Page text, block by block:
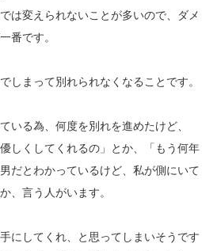
は変えられないことが多いので、ダメ
番です。
しまって別れられなくなることです。
いる為、何度を別れを進めたけど、
しくしてくれるの」とか、「もう何年
だとわかっているけど、私が側にいて
、言う人がいます。
にしてくれ、と思ってしまいそうです